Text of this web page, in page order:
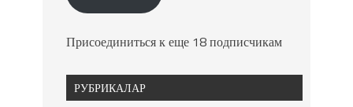
Присоединиться к еще 18 подписчикам
РУБРИКАЛАР